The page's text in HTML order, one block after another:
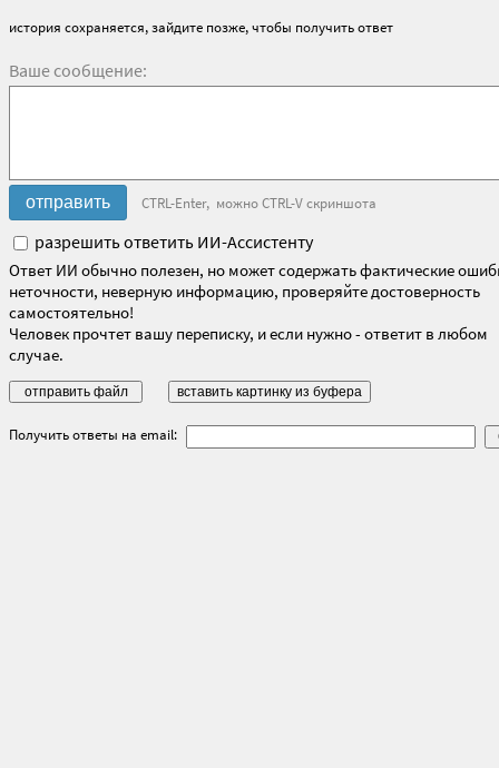
история сохраняется, зайдите позже, чтобы получить ответ
Ваше сообщение:
CTRL-Enter, можно CTRL-V скриншота
разрешить ответить ИИ-Ассистенту
Ответ ИИ обычно полезен, но может содержать фактические
неточности, неверную информацию, проверяйте достоверность
самостоятельно!
Человек прочтет вашу переписку, и если нужно - ответит в любом
случае.
Получить ответы на email: